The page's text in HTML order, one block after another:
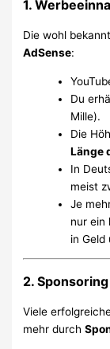
1.
Die wohl
AdSense:
Du
Mille).
Die
Länge
In
meist
Je
nur ein
in Geld
2.
Viele
mehr durch